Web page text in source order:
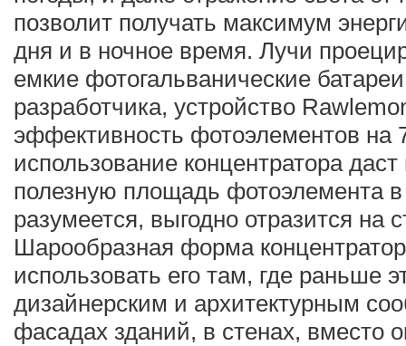
позволит получать максимум
дня и в ночное время. Лучи
емкие фотогальванические
разработчика, устройство
эффективность фотоэлементов на
использование концентратора
полезную площадь фотоэлемента
разумеется, выгодно отразится на
Шарообразная форма
использовать его там, где раньше
дизайнерским и архитектурным
фасадах зданий, в стенах, вместо